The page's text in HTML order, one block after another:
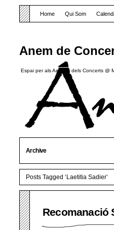
Anem de
Espai per als Amants dels Concerts @
Home Qui Som
Archive
Posts Tagged ‘Laetitia Sadier’
Recomanació